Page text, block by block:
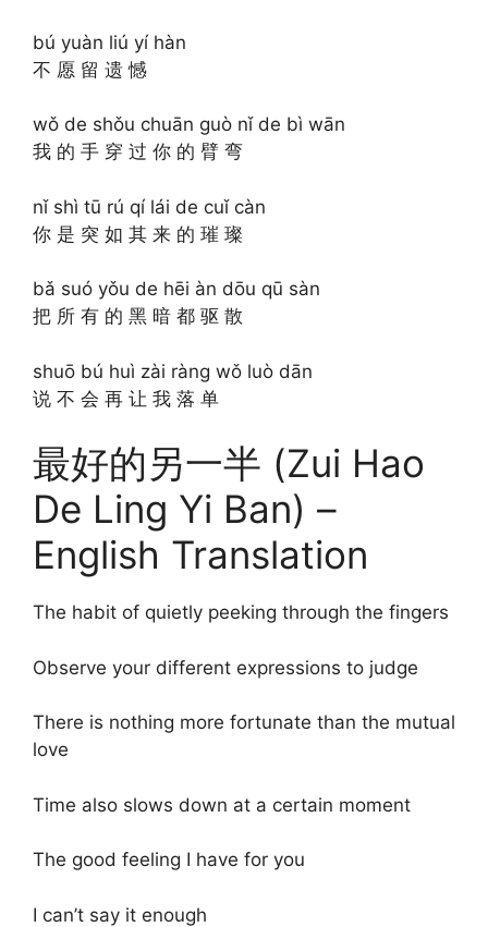
bú yuàn liú yí hàn
不 愿 留 遗 憾
wǒ de shǒu chuān guò nǐ de bì wān
我 的 手 穿 过 你 的 臂 弯
nǐ shì tū rú qí lái de cuǐ càn
你 是 突 如 其 来 的 璀 璨
bǎ suó yǒu de hēi àn dōu qū sàn
把 所 有 的 黑 暗 都 驱 散
shuō bú huì zài ràng wǒ luò dān
说 不 会 再 让 我 落 单
最好的另一半 (Zui Hao
De Ling Yi Ban) –
English Translation
The habit of quietly peeking through the fingers
Observe your different expressions to judge
There is nothing more fortunate than the mutual
love
Time also slows down at a certain moment
The good feeling I have for you
I can’t say it enough